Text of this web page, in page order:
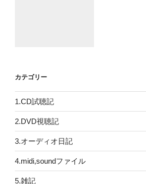
カテゴリー
1.CD試聴記
2.DVD視聴記
3.オーディオ日記
4.midi,soundファイル
5.雑記